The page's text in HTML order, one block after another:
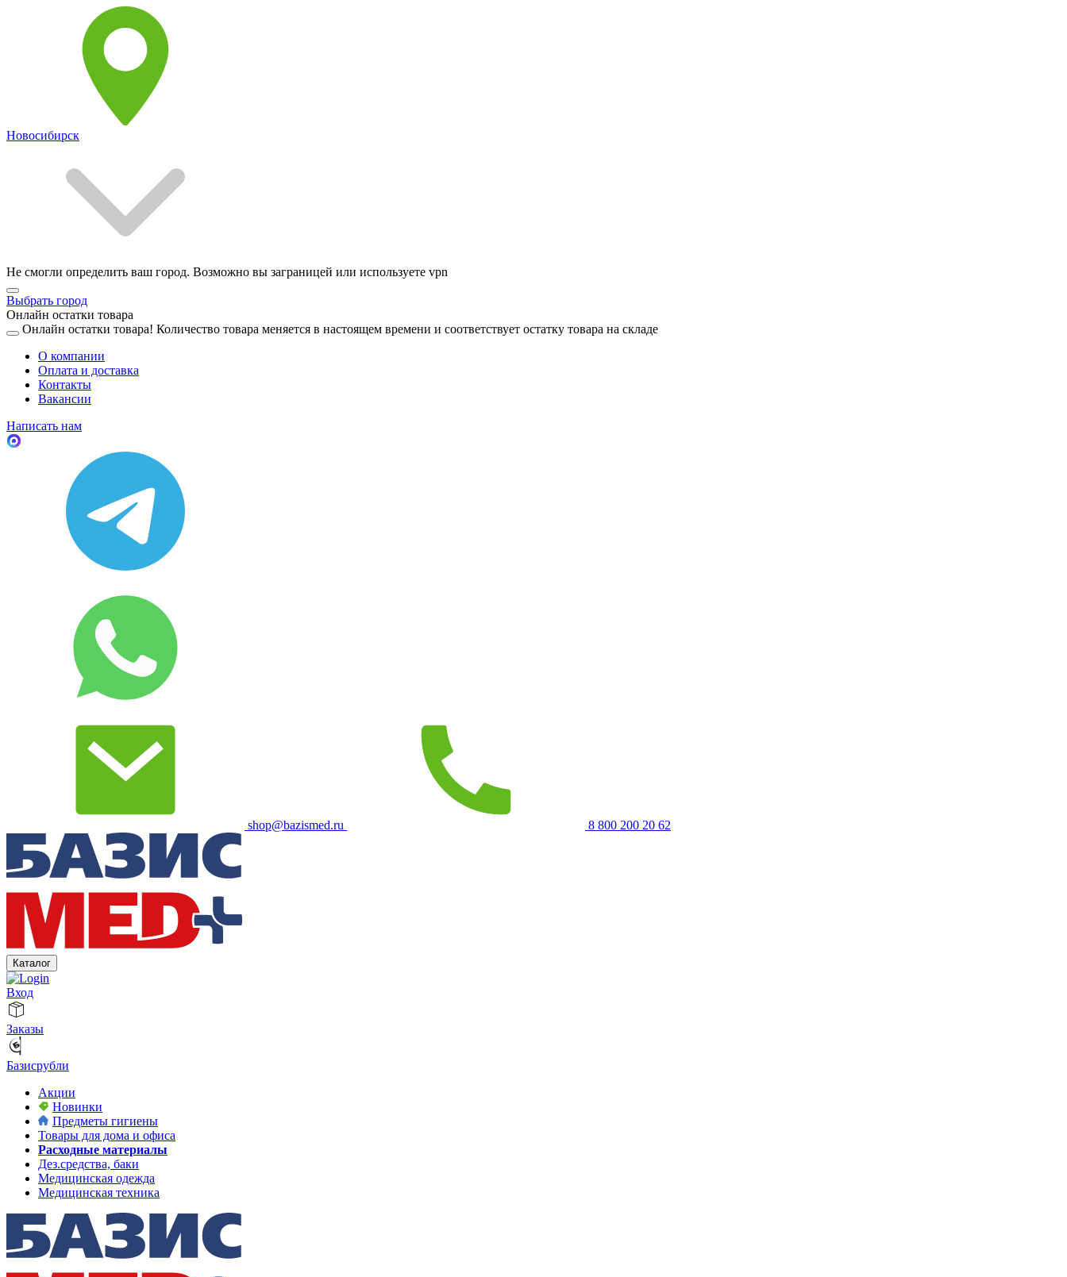
Новосибирск
Не смогли определить ваш город. Возможно вы заграницей или используете vpn
Выбрать город
Онлайн остатки товара
Онлайн остатки товара! Количество товара меняется в настоящем времени и соответствует остатку товара на складе
О компании
Оплата и доставка
Контакты
Вакансии
Написать нам
shop@bazismed.ru 8 800 200 20 62
Каталог
Вход
Заказы
Базисрубли
Акции
Новинки
Предметы гигиены
Товары для дома и офиса
Расходные материалы
Дез.средства, баки
Медицинская одежда
Медицинская техника